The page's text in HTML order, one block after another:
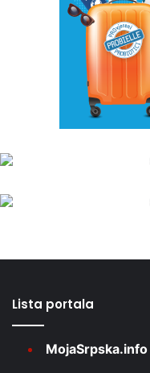
Lista portala
MojaSrpska.info